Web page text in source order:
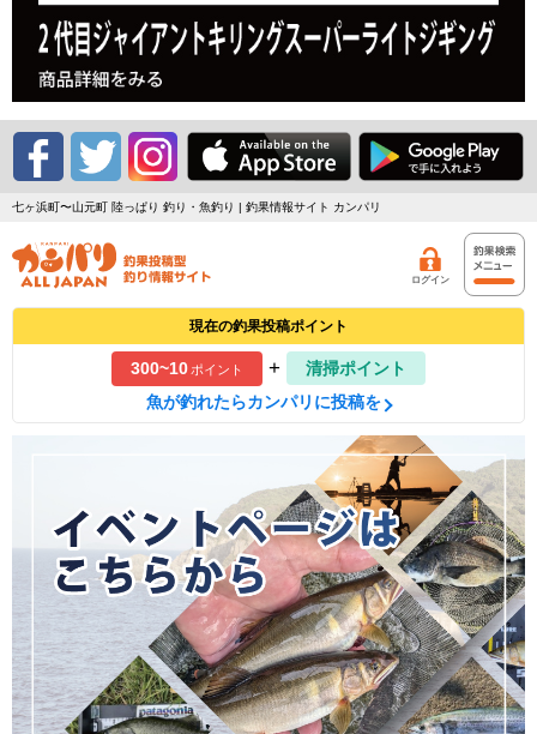
七ヶ浜町〜山元町 陸っぱり 釣り・魚釣り | 釣果情報サイト カンパリ
ログイン
現在の釣果投稿ポイント
300~10ポイント +
清掃ポイント
魚が釣れたらカンパリに投稿を